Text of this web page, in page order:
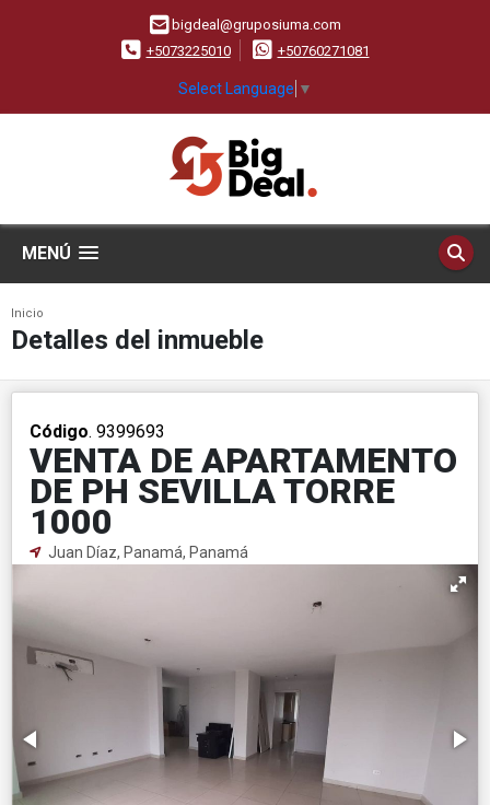
bigdeal@gruposiuma.com
+5073225010
+50760271081
Select Language ▼
MENÚ
Inicio
Detalles del inmueble
Código. 9399693
VENTA DE APARTAMENTO
DE PH SEVILLA TORRE
1000
Juan Díaz, Panamá, Panamá